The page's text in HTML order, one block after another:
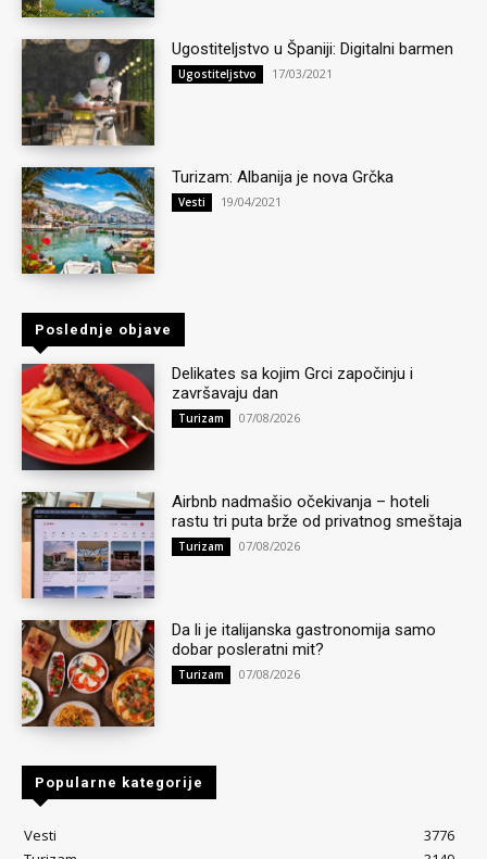
Ugostiteljstvo u Španiji: Digitalni barmen
Ugostiteljstvo 17/03/2021
Turizam: Albanija je nova Grčka
Vesti 19/04/2021
Poslednje objave
Delikates sa kojim Grci započinju i
završavaju dan
Turizam 07/08/2026
Airbnb nadmašio očekivanja – hoteli
rastu tri puta brže od privatnog smeštaja
Turizam 07/08/2026
Da li je italijanska gastronomija samo
dobar posleratni mit?
Turizam 07/08/2026
Popularne kategorije
Vesti
3776